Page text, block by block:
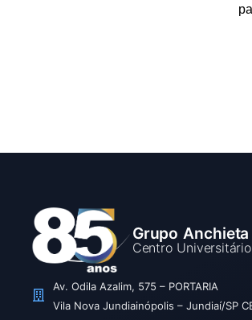
Grupo Anchieta
Centro Universitário
Av. Odila Azalim, 575 – PORTARIA
Vila Nova Jundiainópolis – Jundiaí/SP